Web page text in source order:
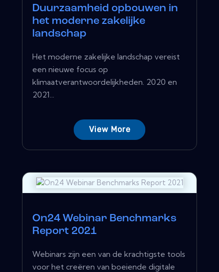
Duurzaamheid opbouwen in
het moderne zakelijke
landschap
Het moderne zakelijke landschap vereist
een nieuwe focus op
klimaatverantwoordelijkheden. 2020 en
2021...
View More
On24 Webinar Benchmarks
Report 2021
Webinars zijn een van de krachtigste tools
voor het creëren van boeiende digitale